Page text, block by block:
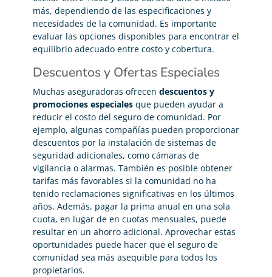
más, dependiendo de las especificaciones y
necesidades de la comunidad. Es importante
evaluar las opciones disponibles para encontrar el
equilibrio adecuado entre costo y cobertura.
Descuentos y Ofertas Especiales
Muchas aseguradoras ofrecen descuentos y
promociones especiales que pueden ayudar a
reducir el costo del seguro de comunidad. Por
ejemplo, algunas compañías pueden proporcionar
descuentos por la instalación de sistemas de
seguridad adicionales, como cámaras de
vigilancia o alarmas. También es posible obtener
tarifas más favorables si la comunidad no ha
tenido reclamaciones significativas en los últimos
años. Además, pagar la prima anual en una sola
cuota, en lugar de en cuotas mensuales, puede
resultar en un ahorro adicional. Aprovechar estas
oportunidades puede hacer que el seguro de
comunidad sea más asequible para todos los
propietarios.